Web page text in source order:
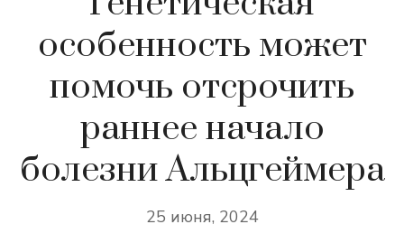
особенность может
помочь отсрочить
раннее начало
болезни Альцгеймера
25 июня, 2024